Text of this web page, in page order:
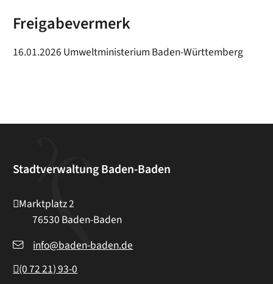
Freigabevermerk
16.01.2026 Umweltministerium Baden-Württemberg
Stadtverwaltung Baden-Baden
Marktplatz 2
76530 Baden-Baden
info@baden-baden.de
(07221) 93-0